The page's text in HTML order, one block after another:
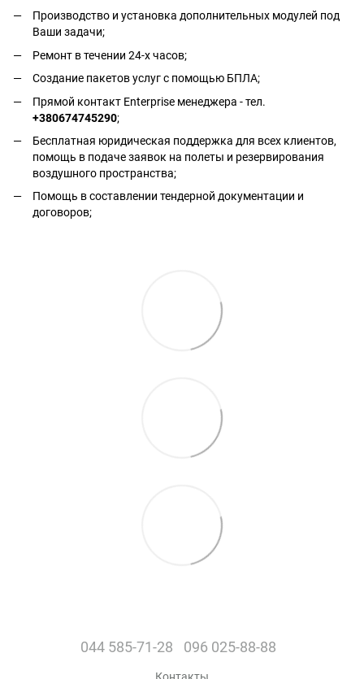
Производство и установка дополнительных модулей под
Ваши задачи;
Ремонт в течении 24-х часов;
Создание пакетов услуг с помощью БПЛА;
Прямой контакт Enterprise менеджера - тел.
+380674745290;
Бесплатная юридическая поддержка для всех клиентов,
помощь в подаче заявок на полеты и резервирования
воздушного пространства;
Помощь в составлении тендерной документации и
договоров;
044 585-71-28 096 025-88-88